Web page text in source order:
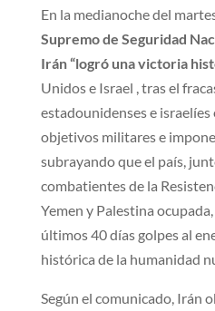
En la medianoche del
Supremo de Seguridad
Irán “logró una victoria
Unidos e Israel , tras el
estadounidenses e israelíes
objetivos militares e
subrayando que el país,
combatientes de la
Yemen y Palestina
últimos 40 días golpes al
histórica de la humanidad
Según el comunicado, Irán